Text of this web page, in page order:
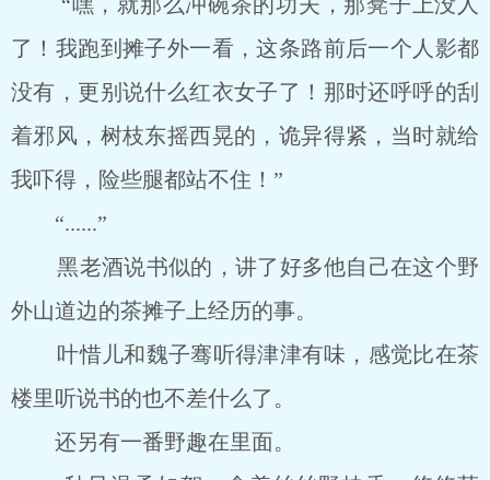
了！我跑到摊子外一看，这条路前后一个人影都
没有，更别说什么红衣女子了！那时还呼呼的刮
着邪风，树枝东摇西晃的，诡异得紧，当时就给
我吓得，险些腿都站不住！”
“......”
黑老酒说书似的，讲了好多他自己在这个野
外山道边的茶摊子上经历的事。
叶惜儿和魏子骞听得津津有味，感觉比在茶
楼里听说书的也不差什么了。
还另有一番野趣在里面。